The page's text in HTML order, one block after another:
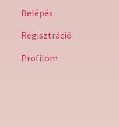
Belépés
Regisztráció
Profilom